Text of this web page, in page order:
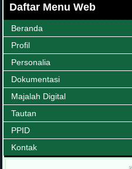
Daftar Menu Web
Beranda
Profil
Personalia
Dokumentasi
Majalah Digital
Tautan
PPID
Kontak